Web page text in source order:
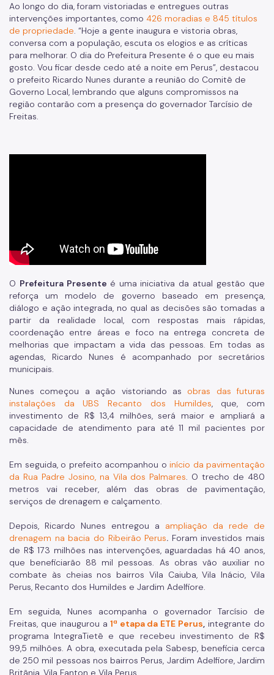
Ao longo do dia, foram vistoriadas e entregues outras
intervenções importantes, como 426 moradias e 845 títulos
de propriedade. “Hoje a gente inaugura e vistoria obras,
conversa com a população, escuta os elogios e as críticas
para melhorar. O dia do Prefeitura Presente é o que eu mais
gosto. Vou ficar desde cedo até a noite em Perus”, destacou
o prefeito Ricardo Nunes durante a reunião do Comitê de
Governo Local, lembrando que alguns compromissos na
região contarão com a presença do governador Tarcísio de
Freitas.
O Prefeitura Presente é uma iniciativa da atual gestão que
reforça um modelo de governo baseado em presença,
diálogo e ação integrada, no qual as decisões são tomadas a
partir da realidade local, com respostas mais rápidas,
coordenação entre áreas e foco na entrega concreta de
melhorias que impactam a vida das pessoas. Em todas as
agendas, Ricardo Nunes é acompanhado por secretários
municipais.
Nunes começou a ação vistoriando as obras das futuras
instalações da UBS Recanto dos Humildes, que, com
investimento de R$ 13,4 milhões, será maior e ampliará a
capacidade de atendimento para até 11 mil pacientes por
mês.
Em seguida, o prefeito acompanhou o início da pavimentação
da Rua Padre Josino, na Vila dos Palmares. O trecho de 480
metros vai receber, além das obras de pavimentação,
serviços de drenagem e calçamento.
Depois, Ricardo Nunes entregou a ampliação da rede de
drenagem na bacia do Ribeirão Perus. Foram investidos mais
de R$ 173 milhões nas intervenções, aguardadas há 40 anos,
que beneficiarão 88 mil pessoas. As obras vão auxiliar no
combate às cheias nos bairros Vila Caiuba, Vila Inácio, Vila
Perus, Recanto dos Humildes e Jardim Adelfiore.
Em seguida, Nunes acompanha o governador Tarcísio de
Freitas, que inaugurou a 1ª etapa da ETE Perus, integrante do
programa IntegraTietê e que recebeu investimento de R$
99,5 milhões. A obra, executada pela Sabesp, beneficia cerca
de 250 mil pessoas nos bairros Perus, Jardim Adelfiore, Jardim
Britânia, Vila Fanton e Vila Perus.